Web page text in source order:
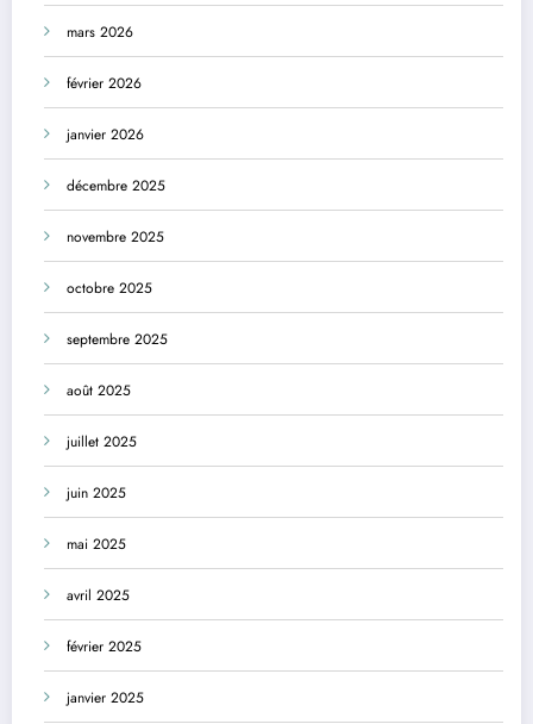
mars 2026
février 2026
janvier 2026
décembre 2025
novembre 2025
octobre 2025
septembre 2025
août 2025
juillet 2025
juin 2025
mai 2025
avril 2025
février 2025
janvier 2025